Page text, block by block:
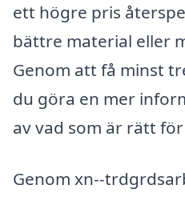
ett högre pris
bättre material eller
Genom att få minst
du göra en mer
av vad som är rätt
Genom xn--